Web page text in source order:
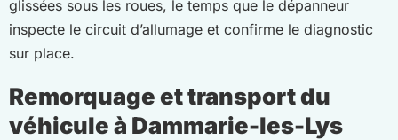
glissées sous les roues, le temps que le dépanneur
inspecte le circuit d’allumage et confirme le diagnostic
sur place.
Remorquage et transport du
véhicule à Dammarie-les-Lys